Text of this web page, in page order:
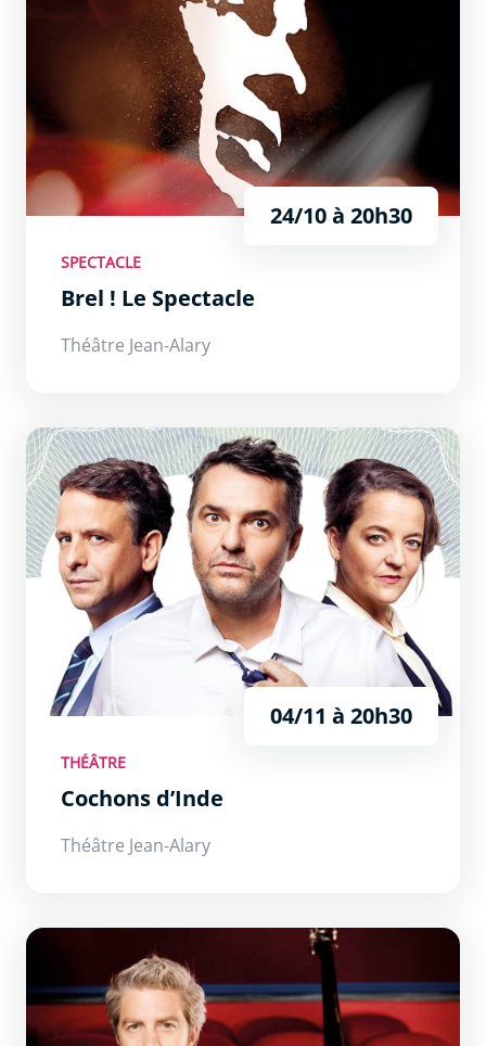
24/10 à 20h30
SPECTACLE
Brel ! Le Spectacle
Théâtre Jean-Alary
Cochons d’Inde
04/11 à 20h30
THÉÂTRE
Cochons d’Inde
Théâtre Jean-Alary
Kyle Eastwood « Eastwood by Eastwood »